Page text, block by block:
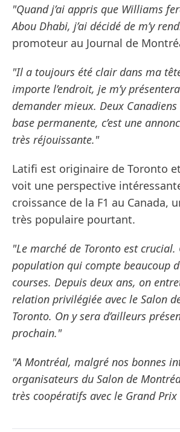
"Quand j’ai appris que Williams
Abou Dhabi, j’ai décidé de m’y
promoteur au Journal de
"Il a toujours été clair dans ma
importe l’endroit, je m’y
demander mieux. Deux
base permanente, c’est une
très réjouissante."
Latifi est originaire de Toronto
voit une perspective
croissance de la F1 au Canada,
très populaire pourtant.
"Le marché de Toronto est crucial.
population qui compte beaucoup
courses. Depuis deux ans, on
relation privilégiée avec le Salon
Toronto. On y sera d’ailleurs
prochain."
"A Montréal, malgré nos bonnes
organisateurs du Salon de
très coopératifs avec le Grand